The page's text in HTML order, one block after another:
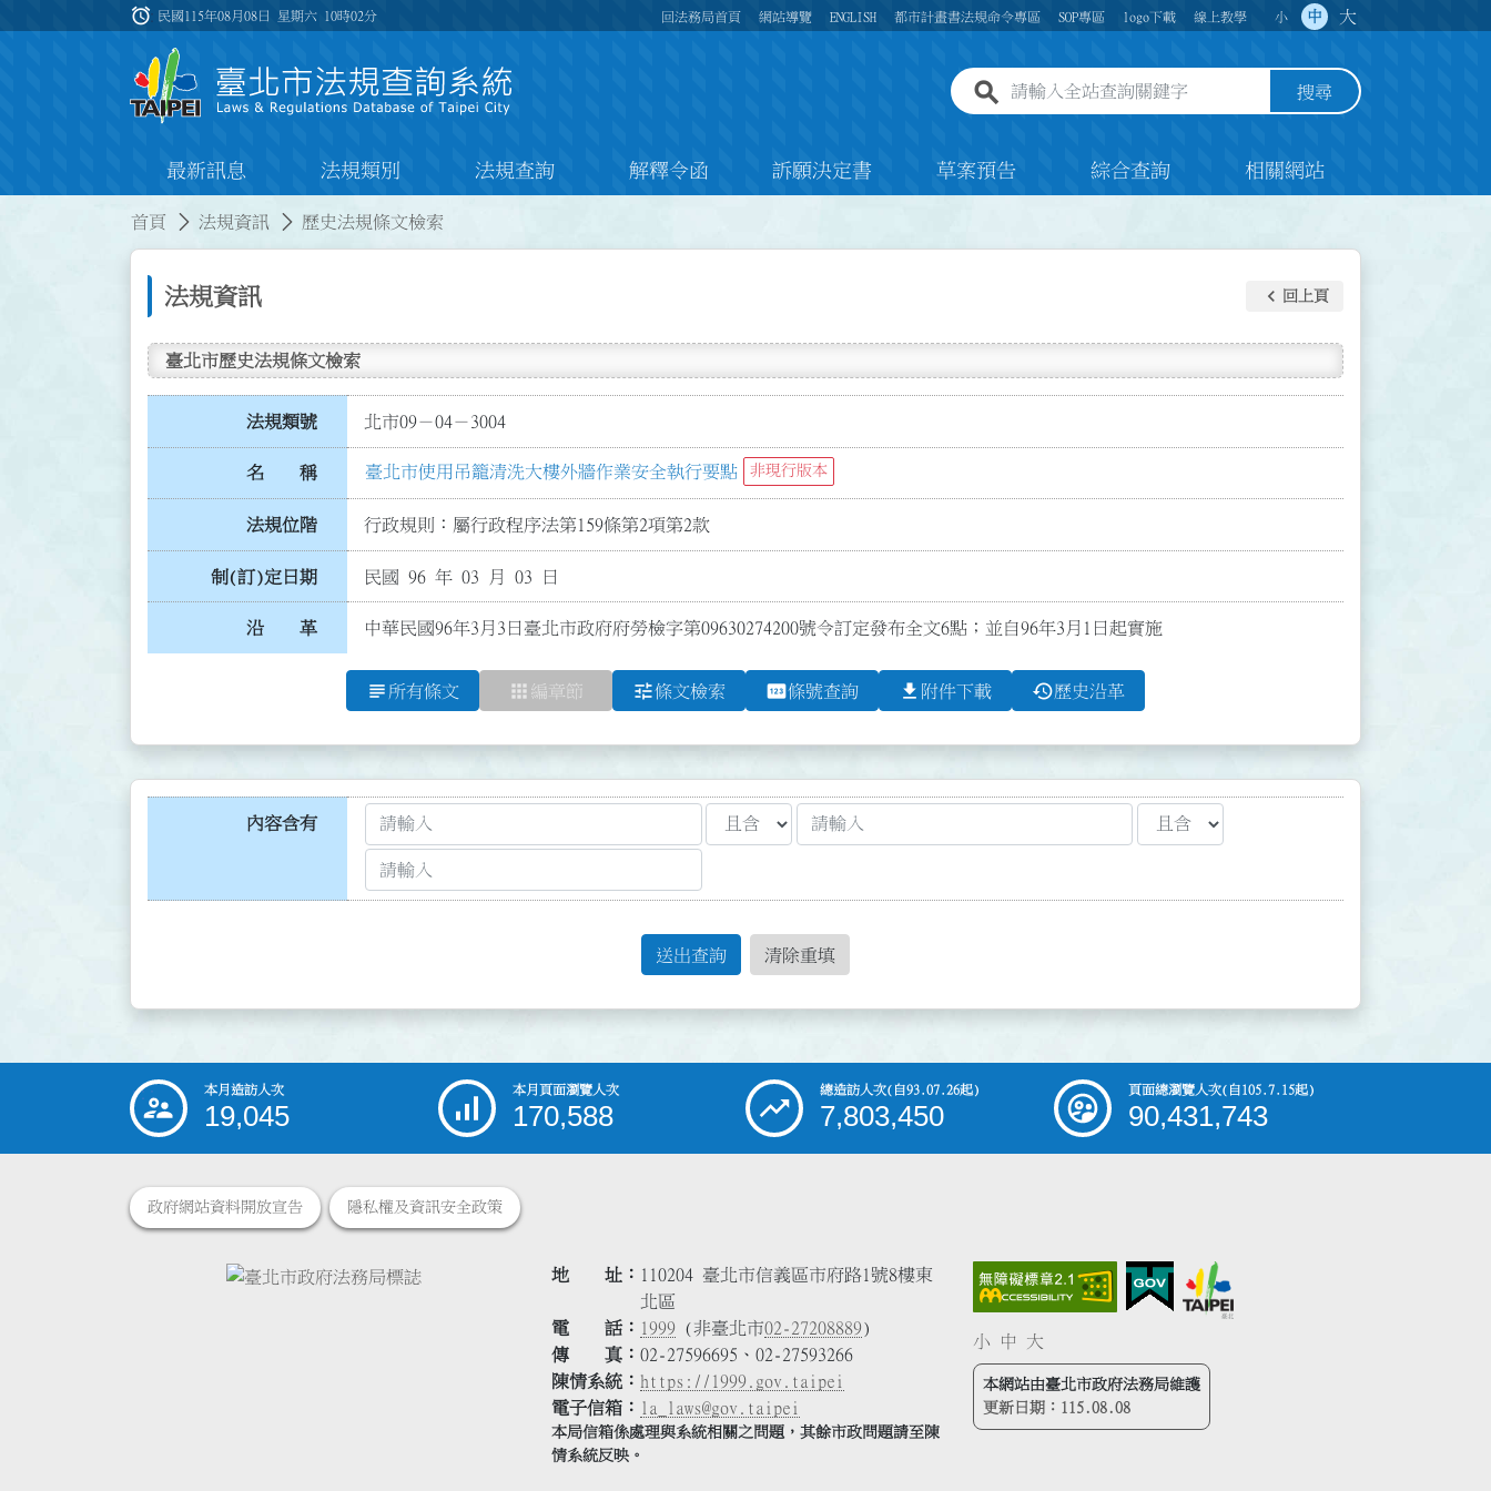
:::
alarm 民國115年08月08日 星期六 10時02分 回法務局首頁 網站導覽 ENGLISH 都市計畫書法規命令專區 SOP專區 logo下載 線上教學 小 中 大
全站查詢關鍵字欄位 搜尋
最新訊息 法規類別 法規查詢 解釋令函 訴願決定書 草案預告 綜合查詢 相關網站
首頁 法規資訊 歷史法規條文檢索
法規資訊 keyboard_arrow_left 回上頁
臺北市歷史法規條文檢索
法規類號 北市09－04－3004
名 稱 臺北市使用吊籠清洗大樓外牆作業安全執行要點 非現行版本
法規位階 行政規則：屬行政程序法第159條第2項第2款
制(訂)定日期 民國 96 年 03 月 03 日
沿 革 中華民國96年3月3日臺北市政府府勞檢字第09630274200號令訂定發布全文6點；並自96年3月1日起實施
subject 所有條文 apps 編章節 tune條文檢索 pin條號查詢 file_download 附件下載 history歷史沿革
內容含有
送出查詢 清除重填
::: 本月造訪人次
19,045
本月頁面瀏覽人次
170,588
總造訪人次(自93.07.26起)
7,803,450
頁面總瀏覽人次(自105.7.15起)
90,431,743
政府網站資料開放宣告 隱私權及資訊安全政策
地 址
110204 臺北市信義區市府路1號8樓東
北區
電 話
1999 (非臺北市02-27208889)
傳 真
02-27596695、02-27593266
陳情系統
https://1999.gov.taipei
電子信箱
la_laws@gov.taipei
本局信箱係處理與系統相關之問題，其餘市政問題請至陳
情系統反映。
小 中 大
本網站由臺北市政府法務局維護
更新日期： 115.08.08